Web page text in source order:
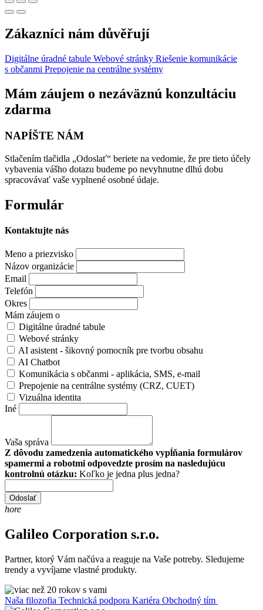
Zákazníci nám důvěřují
Digitálne úradné tabule Webové stránky Riešenie komunikácie
s občanmi Prepojenie na centrálne systémy
Mám záujem o nezáväznú konzultáciu
zdarma
NAPÍŠTE NÁM
Stlačením tlačidla „Odoslať“ beriete na vedomie, že pre tieto účely
vybavenia vášho dotazu budeme po nevyhnutne dlhú dobu
spracovávať vaše vyplnené osobné údaje.
Formulár
Kontaktujte nás
Meno a priezvisko
Názov organizácie
Email
Telefón
Okres
Mám záujem o
Digitálne úradné tabule
Webové stránky
AI asistent - šikovný pomocník pre tvorbu obsahu
AI Chatbot
Komunikácia s občanmi - aplikácia, SMS, e-mail
Prepojenie na centrálne systémy (CRZ, CUET)
Vizuálna identita
Iné
Vaša správa
Z dôvodu zamedzenia automatického vypĺňania formulárov
spamermi a robotmi odpovedzte prosím na nasledujúcu
kontrolnú otázku: Koľko je jedna plus jedna?
Odoslať
hore
Galileo Corporation s.r.o.
Partner, ktorý Vám načúva a reaguje na Vaše potreby. Sledujeme
trendy a vyvíjame vlastné produkty.
Naša filozofia Technická podpora Kariéra Obchodný tím